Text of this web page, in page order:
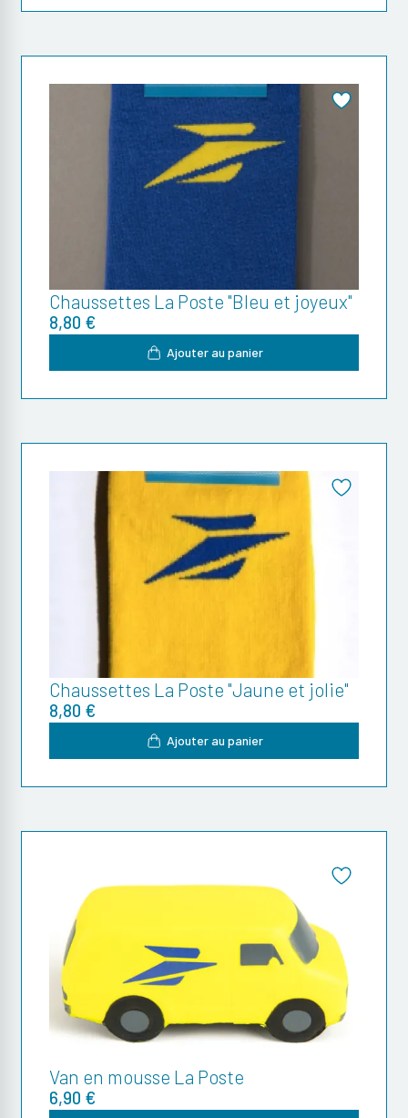
Chaussettes La Poste "Bleu et joyeux"
8,80 €
Ajouter au panier
Chaussettes La Poste "Jaune et jolie"
8,80 €
Ajouter au panier
Van en mousse La Poste
6,90 €